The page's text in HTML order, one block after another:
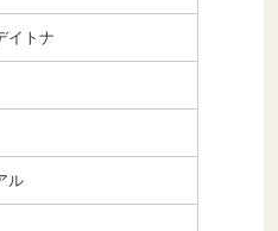
イトナ
ル